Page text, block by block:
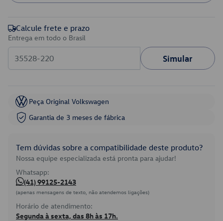
Calcule frete e prazo
Entrega em todo o Brasil
Simular
Peça Original Volkswagen
Garantia de 3 meses de fábrica
Tem dúvidas sobre a compatibilidade deste produto?
Nossa equipe especializada está pronta para ajudar!
Whatsapp:
(41) 99125-2143
(apenas mensagens de texto, não atendemos ligações)
Horário de atendimento:
Segunda à sexta, das 8h às 17h.